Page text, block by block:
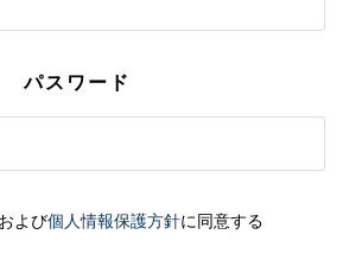
パスワード
および個人情報保護方針に同意する